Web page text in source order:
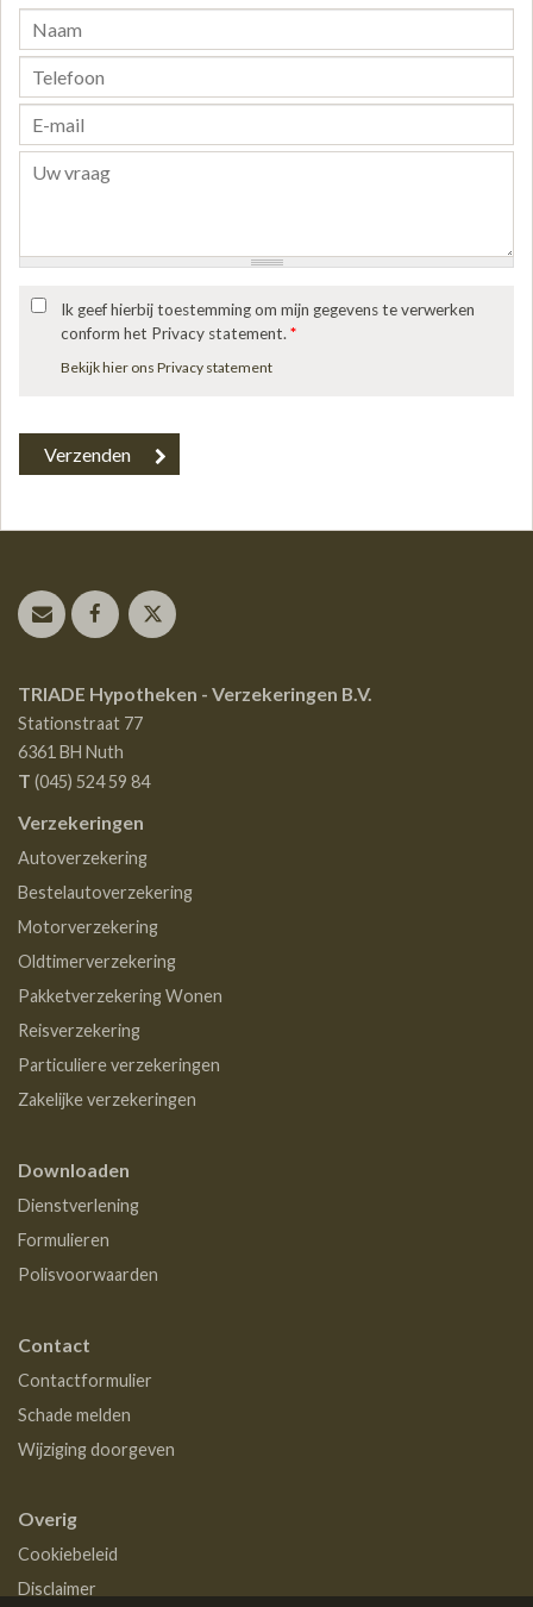
Ik geef hierbij toestemming om mijn gegevens te verwerken
conform het Privacy statement. *
Bekijk hier ons Privacy statement
TRIADE Hypotheken - Verzekeringen B.V.
Stationstraat 77
6361 BH Nuth
T (045) 524 59 84
Verzekeringen
Autoverzekering
Bestelautoverzekering
Motorverzekering
Oldtimerverzekering
Pakketverzekering Wonen
Reisverzekering
Particuliere verzekeringen
Zakelijke verzekeringen
Downloaden
Dienstverlening
Formulieren
Polisvoorwaarden
Contact
Contactformulier
Schade melden
Wijziging doorgeven
Overig
Cookiebeleid
Disclaimer